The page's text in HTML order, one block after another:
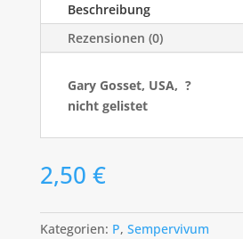
Beschreibung
Rezensionen (0)
Gary Gosset, USA, ?
nicht gelistet
2,50 €
Kategorien: P, Sempervivum